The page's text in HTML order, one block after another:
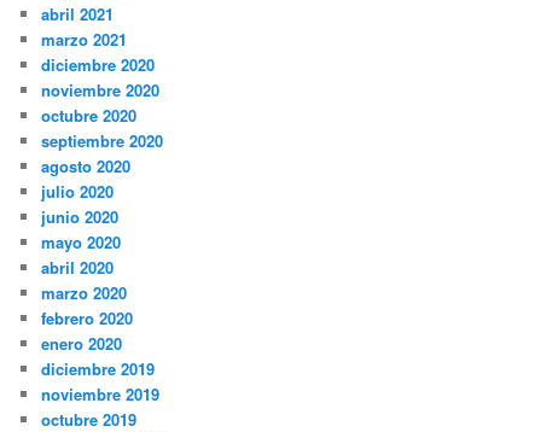
abril 2021
marzo 2021
diciembre 2020
noviembre 2020
octubre 2020
septiembre 2020
agosto 2020
julio 2020
junio 2020
mayo 2020
abril 2020
marzo 2020
febrero 2020
enero 2020
diciembre 2019
noviembre 2019
octubre 2019